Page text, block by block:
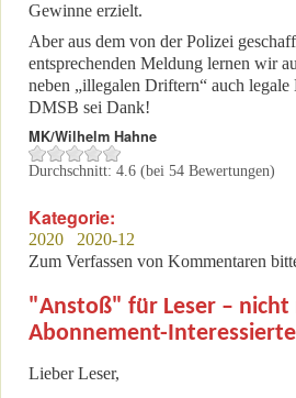
Gewinne erzielt.
Aber aus dem von der Polizei
entsprechenden Meldung lernen wir
neben „illegalen Driftern“ auch
DMSB sei Dank!
MK/Wilhelm Hahne
Durchschnitt: 4.6 (bei 54 Bewertungen)
Kategorie:
2020
2020-12
Zum Verfassen von Kommentaren
"Anstoß" für Leser –
Abonnement-
Lieber Leser,